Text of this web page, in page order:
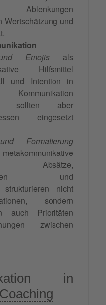
Ablenkungen
Wertschätzung und
Emojis als
Hilfsmittel
und Intention in
sollten aber
eingesetzt
Formatierung
Absätze,
und
strukturieren nicht
sondern
auch Prioritäten
zwischen
in
Coaching